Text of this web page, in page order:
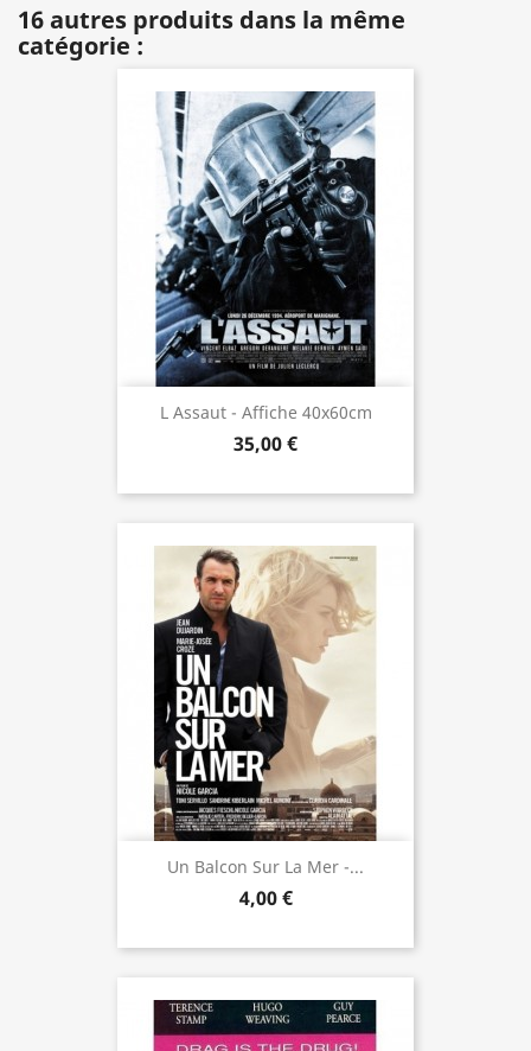
16 autres produits dans la même
catégorie :
L Assaut - Affiche 40x60cm
35,00 €
Un Balcon Sur La Mer -...
4,00 €